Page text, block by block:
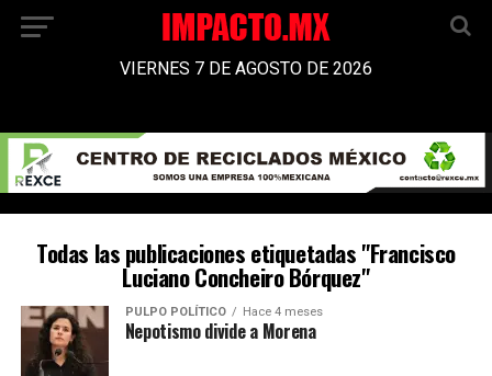
VIERNES 7 DE AGOSTO DE 2026
Todas las publicaciones etiquetadas "Francisco
Luciano Concheiro Bórquez"
PULPO POLÍTICO Hace 4 meses
Nepotismo divide a Morena